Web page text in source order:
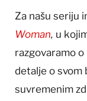
Za našu seriju
Woman, u
razgovaramo
detalje o svom
suvremenim